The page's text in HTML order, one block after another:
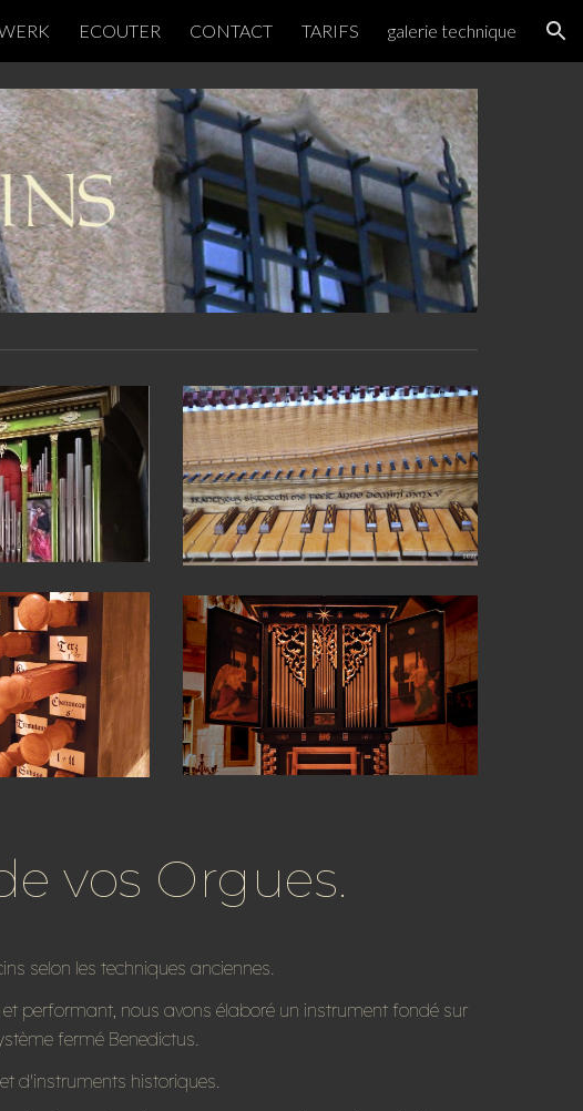
to navigationECOUTER CONTACT TARIFS galerie technique
vos Orgues.
selon les techniques anciennes.
performant, nous avons élaboré un instrument fondé sur
fermé Benedictus.
d'instruments historiques.